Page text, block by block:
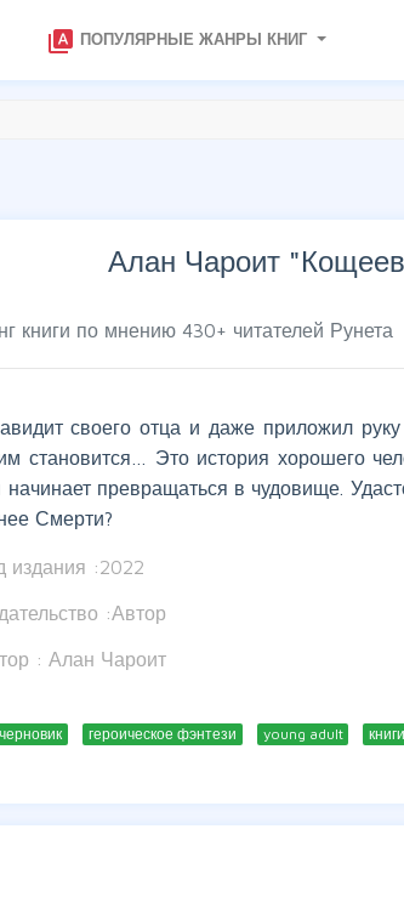
type_specimen ПОПУЛЯРНЫЕ ЖАНРЫ КНИГ
Алан Чароит "
книги по мнению 430+ читателей Рунета
своего отца и даже приложил
становится… Это история хорошего
начинает превращаться в чудовище.
Смерти?
издания :2022
:Автор
: Алан Чароит
черновик героическое фэнтези young adult